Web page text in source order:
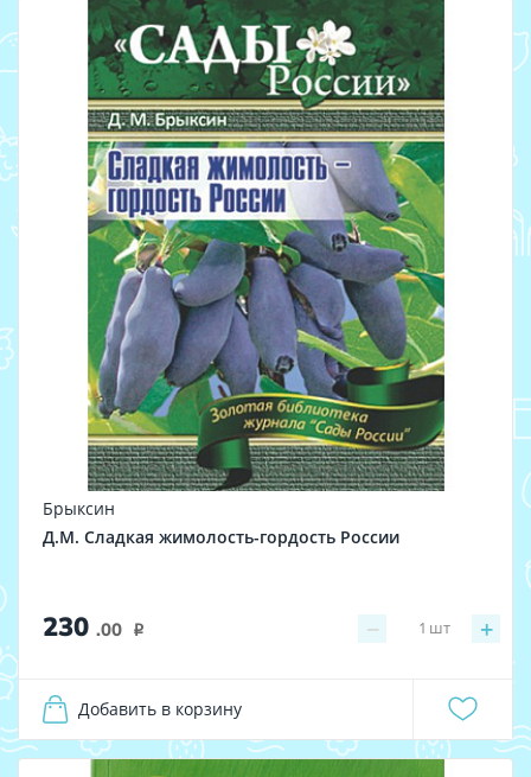
Брыксин
Д.М. Сладкая жимолость-гордость России
230 .00 i − +
1 шт
Добавить в корзину